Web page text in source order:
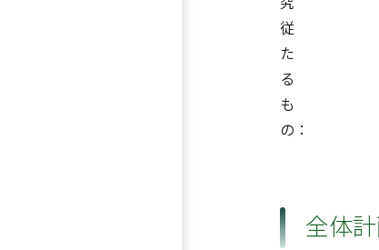
従
た
る
も
の：
全体